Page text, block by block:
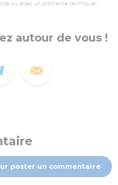
ou avec un problème technique,
autour de vous !
poster un commentaire